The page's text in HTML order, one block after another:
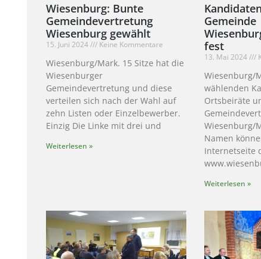
Wiesenburg: Bunte
Gemeindevertretung
Wiesenburg gewählt
15. Juni 2024 Keine Kommentare
Wiesenburg/Mark. 15 Sitze hat die
Wiesenburger
Gemeindevertretung und diese
verteilen sich nach der Wahl auf
zehn Listen oder Einzelbewerber.
Einzig Die Linke mit drei und
Weiterlesen »
Gemeinde
fest
13. Mai 2024
Wiesenburg/
wählenden
Ortsbeiräte
Wiesenburg/
Namen
Internetseite
Weiterlesen »